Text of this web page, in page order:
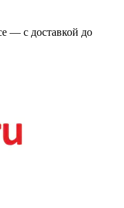
— с доставкой до